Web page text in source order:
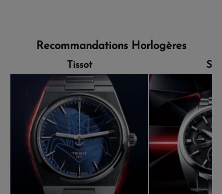
Recommandations Horlogères
Tissot